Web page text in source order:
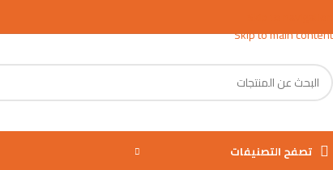
Skip to main content
تصفح التصنيفات اضغط للتكبير